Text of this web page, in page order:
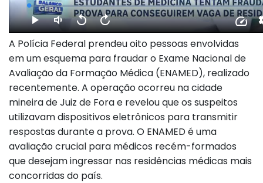
A Polícia Federal prendeu oito pessoas envolvidas
em um esquema para fraudar o Exame Nacional de
Avaliação da Formação Médica (ENAMED), realizado
recentemente. A operação ocorreu na cidade
mineira de Juiz de Fora e revelou que os suspeitos
utilizavam dispositivos eletrônicos para transmitir
respostas durante a prova. O ENAMED é uma
avaliação crucial para médicos recém-formados
que desejam ingressar nas residências médicas mais
concorridas do país.